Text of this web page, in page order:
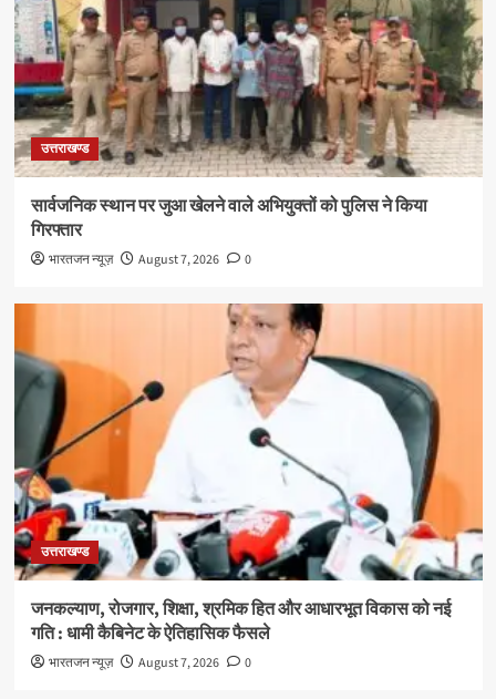
उत्तराखण्ड
सार्वजनिक स्थान पर जुआ खेलने वाले अभियुक्तों को पुलिस ने किया
गिरफ्तार
भारतजन न्यूज़ August 7, 2026 0
उत्तराखण्ड
जनकल्याण, रोजगार, शिक्षा, श्रमिक हित और आधारभूत विकास को नई
गति : धामी कैबिनेट के ऐतिहासिक फैसले
भारतजन न्यूज़ August 7, 2026 0